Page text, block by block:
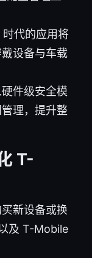
代的应用将
设备与车载
件级安全模
理，提升整
T-
新设备或换
及 T-Mobile